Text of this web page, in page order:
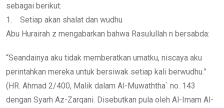
sebagai berikut:
1. Setiap akan shalat dan wudhu
Abu Hurairah z mengabarkan bahwa Rasulullah n bersabda:
“Seandainya aku tidak memberatkan umatku, niscaya aku
perintahkan mereka untuk bersiwak setiap kali berwudhu.”
(HR. Ahmad 2/400, Malik dalam Al-Muwaththa` no. 143
dengan Syarh Az-Zarqani. Disebutkan pula oleh Al-Imam Al-